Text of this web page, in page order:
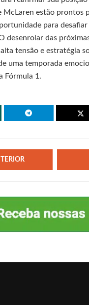
McLaren estão prontos
para desafiar
desenrolar das
tensão e estratégia
uma temporada
Fórmula 1.